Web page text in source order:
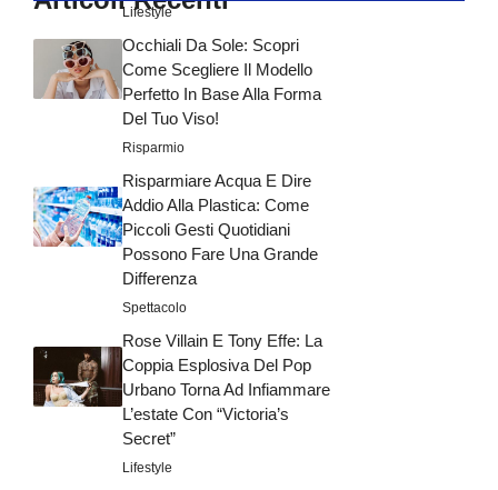
Lifestyle
Occhiali Da Sole: Scopri
Come Scegliere Il Modello
Perfetto In Base Alla Forma
Del Tuo Viso!
Risparmio
Risparmiare Acqua E Dire
Addio Alla Plastica: Come
Piccoli Gesti Quotidiani
Possono Fare Una Grande
Differenza
Spettacolo
Rose Villain E Tony Effe: La
Coppia Esplosiva Del Pop
Urbano Torna Ad Infiammare
L’estate Con “Victoria’s
Secret”
Lifestyle